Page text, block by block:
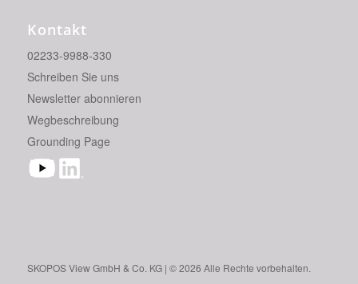
Kontakt
02233-9988-330
Schreiben Sie uns
Newsletter abonnieren
Wegbeschreibung
Grounding Page
SKO­POS View GmbH & Co. KG | © 2026 Alle Rech­te vor­be­hal­ten.